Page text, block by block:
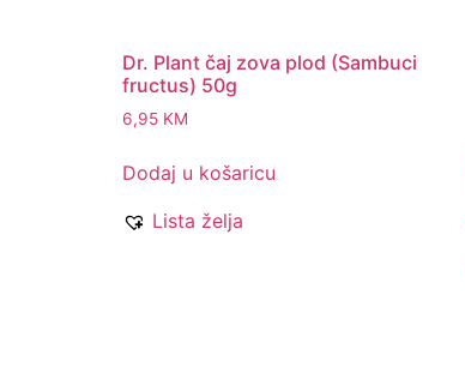
Dr. Plant čaj zova plod (Sambuci
fructus) 50g
6,95 KM
Dodaj u košaricu
Lista želja